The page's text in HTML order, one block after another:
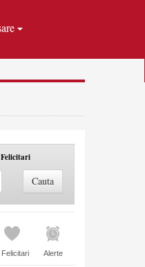
Felicitari
Felicitari Alerte